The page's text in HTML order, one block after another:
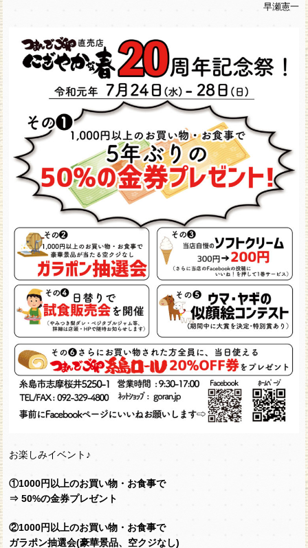
早瀬憲一
お楽しみイベント♪
①1000円以上のお買い物・お食事で
⇒ 50%の金券プレゼント
②1000円以上のお買い物・お食事で
ガラポン抽選会(豪華景品、空クジなし)